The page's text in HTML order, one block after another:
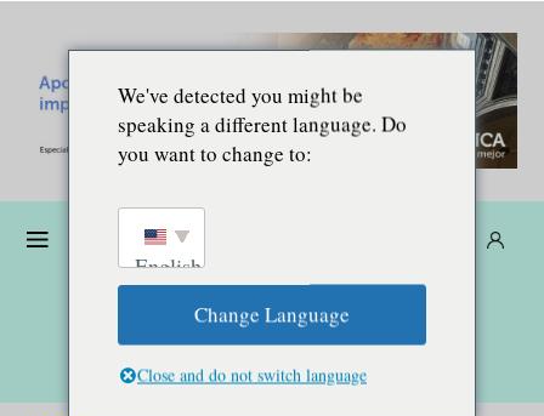
We've detected you might be
speaking a different language. Do
you want to change to:
English
Change Language
Close and do not switch language